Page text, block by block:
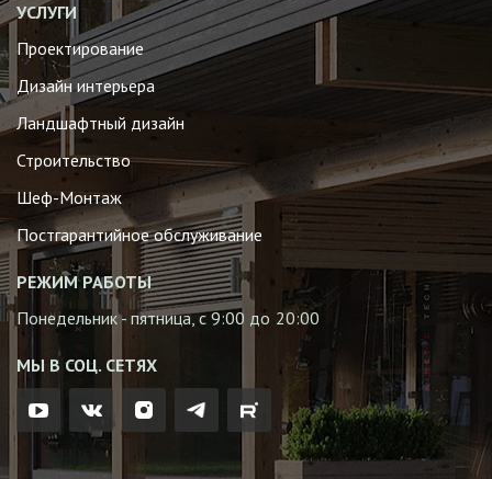
УСЛУГИ
Проектирование
Дизайн интерьера
Ландшафтный дизайн
Строительство
Шеф-Монтаж
Постгарантийное обслуживание
РЕЖИМ РАБОТЫ
Понедельник - пятница, с 9:00 до 20:00
МЫ В СОЦ. СЕТЯХ